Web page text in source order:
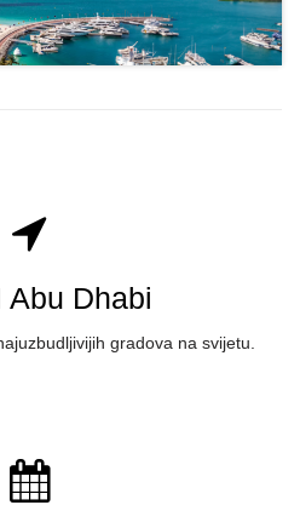
Abu Dhabi
gradova na svijetu.